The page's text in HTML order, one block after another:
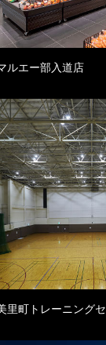
ルエー部入道店
里町トレーニング